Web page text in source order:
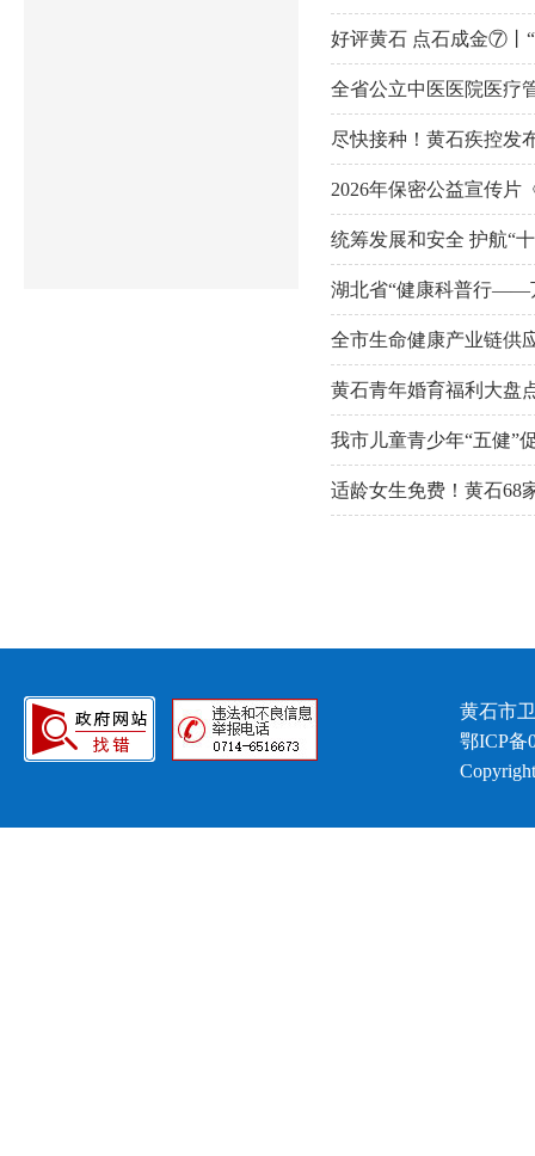
好评黄石 点石成金⑦丨
全省公立中医医院医疗
尽快接种！黄石疾控发
2026年保密公益宣传片
统筹发展和安全 护航“
湖北省“健康科普行——
全市生命健康产业链供
黄石青年婚育福利大盘
我市儿童青少年“五健”
适龄女生免费！黄石68
黄石市
鄂ICP备